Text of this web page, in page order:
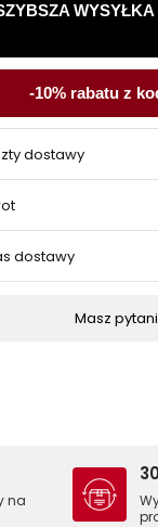
-10% rabatu z
dostawy
dostawy
Masz
na